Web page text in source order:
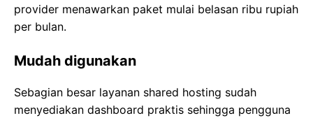
provider menawarkan paket mulai belasan ribu rupiah
per bulan.
Mudah digunakan
Sebagian besar layanan shared hosting sudah
menyediakan dashboard praktis sehingga pengguna